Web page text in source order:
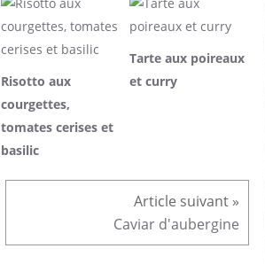
Risotto aux
courgettes,
tomates cerises et
basilic
Tarte aux poireaux
et curry
Caviar d'aubergine